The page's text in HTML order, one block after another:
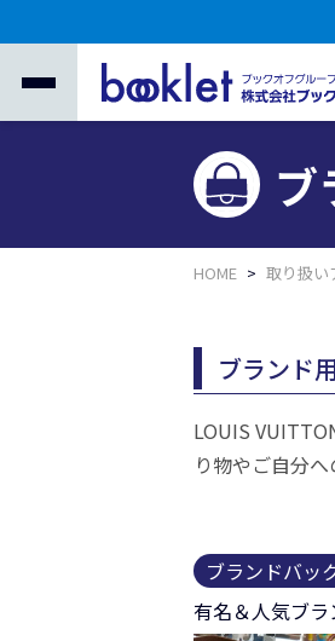
ブ
HOME 取り扱い
ブランド
LOUIS
り物やご自分
ブランドバッ
有名＆人気ブ